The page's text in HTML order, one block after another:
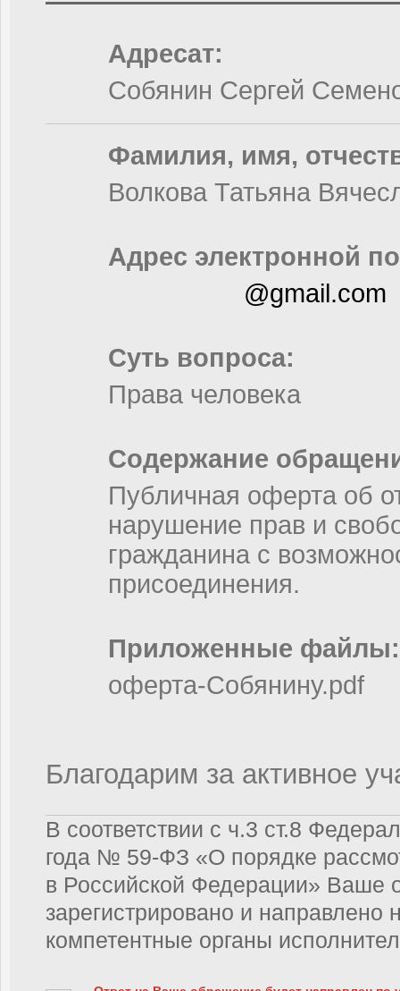
Адресат:
Собянин Сергей
Фамилия, имя,
Волкова Татьяна
Адрес электронной
@gmail.com
Суть вопроса:
Права человека
Содержание
Публичная оферта об
нарушение прав и
гражданина с
присоединения.
Приложенные файлы:
оферта-Собянину.pdf
Благодарим за активное
В соответствии с ч.3 ст.8
года № 59-ФЗ «О порядке
в Российской Федерации» Ваше
зарегистрировано и направлено
компетентные органы